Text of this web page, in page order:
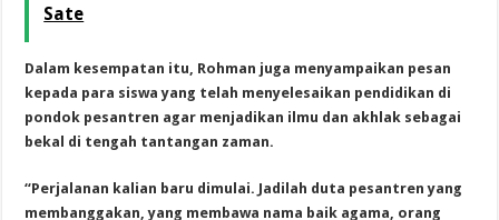
Sate
Dalam kesempatan itu, Rohman juga menyampaikan pesan
kepada para siswa yang telah menyelesaikan pendidikan di
pondok pesantren agar menjadikan ilmu dan akhlak sebagai
bekal di tengah tantangan zaman.
“Perjalanan kalian baru dimulai. Jadilah duta pesantren yang
membanggakan, yang membawa nama baik agama, orang